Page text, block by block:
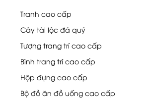
Tranh cao cấp
Cây tài lộc đá quý
Tượng trang trí cao cấp
Bình trang trí cao cấp
Hộp đựng cao cấp
Bộ đồ ăn đồ uống cao cấp